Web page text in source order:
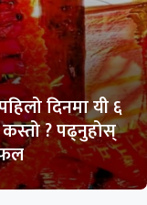
दिनमा यी ६
? पढ्नुहोस्